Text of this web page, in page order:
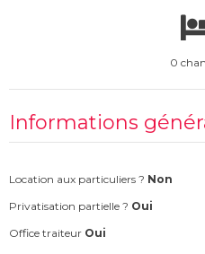
0
Informations
Location aux particuliers ? Non
Privatisation partielle ? Oui
Office traiteur Oui